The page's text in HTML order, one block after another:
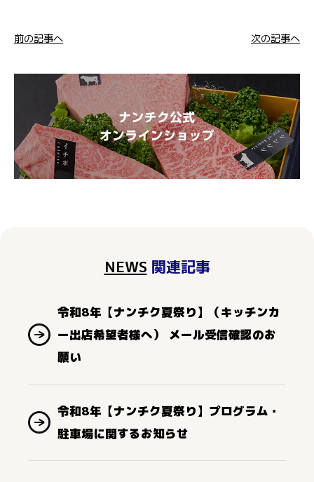
前の記事へ 次の記事へ
NEWS 関連記事
令和8年【ナンチク夏祭り】（キッチンカ
ー出店希望者様へ） メール受信確認のお
願い
令和8年【ナンチク夏祭り】プログラム・
駐車場に関するお知らせ